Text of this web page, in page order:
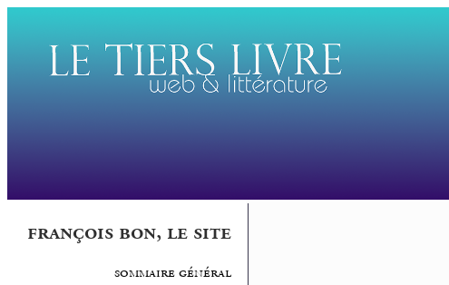
françois bon, le site
sommaire général